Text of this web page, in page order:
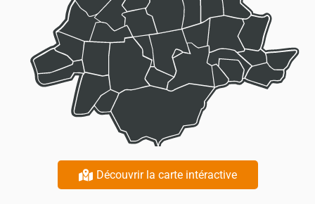
Découvrir la carte intéractive